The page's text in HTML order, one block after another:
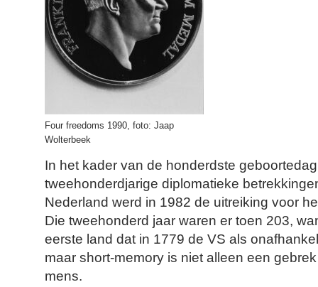
Four freedoms 1990, foto: Jaap
Wolterbeek
In het kader van de honderdste
tweehonderdjarige diplomatieke
Nederland werd in 1982 de uitreiking voor
Die tweehonderd jaar waren er toen 203,
eerste land dat in 1779 de VS als
maar short-memory is niet alleen een
mens.